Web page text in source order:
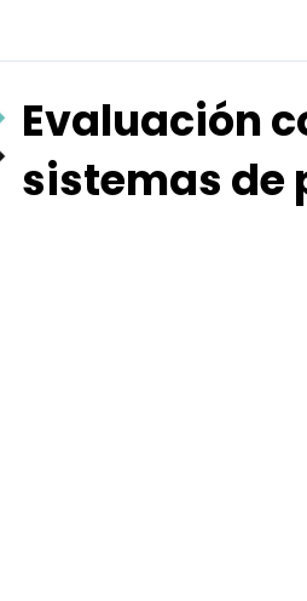
Evaluación
sistemas de